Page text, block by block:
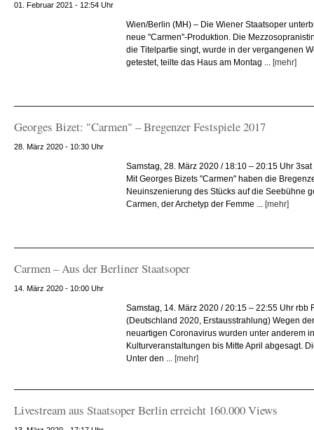
01. Februar 2021 - 12:54 Uhr
Wien/Berlin (MH) – Die Wiener Staatsoper
neue "Carmen"-Produktion. Die
die Titelpartie singt, wurde in der vergangenen
getestet, teilte das Haus am Montag ... [mehr]
Georges Bizet: "Carmen" – Bregenzer Festspiele 2017
28. März 2020 - 10:30 Uhr
Samstag, 28. März 2020 / 18:10 – 20:15 Uhr
Mit Georges Bizets "Carmen" haben die
Neuinszenierung des Stücks auf die Seebühne
Carmen, der Archetyp der Femme ... [mehr]
Carmen – Aus der Berliner Staatsoper
14. März 2020 - 10:00 Uhr
Samstag, 14. März 2020 / 20:15 – 22:55 Uhr rbb
(Deutschland 2020, Erstausstrahlung) Wegen
neuartigen Coronavirus wurden unter anderem
Kulturveranstaltungen bis Mitte April abgesagt.
Unter den ... [mehr]
Livestream aus Staatsoper Berlin erreicht 160.000 Views